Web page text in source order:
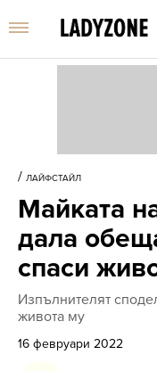
/ ЛАЙФСТАЙЛ
Майката
дала
спаси
Изпълнителят
живота му
16 февруари 2022